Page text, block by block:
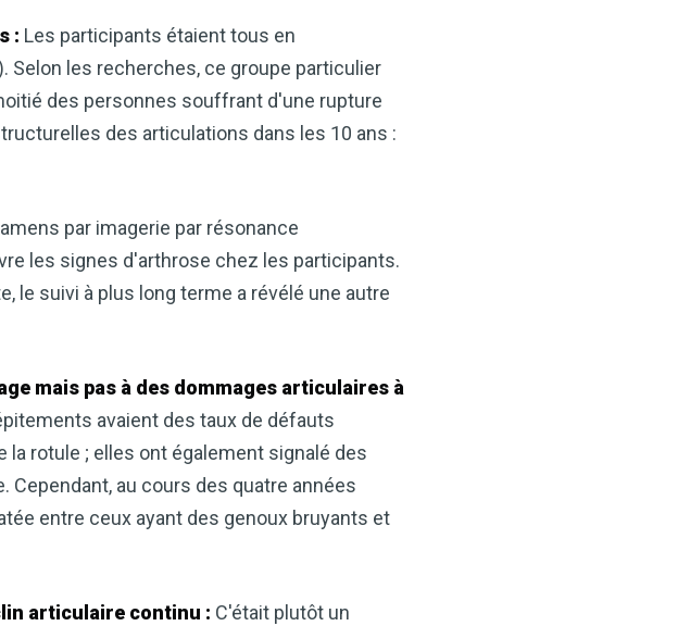
: Les participants étaient tous en
Selon les recherches, ce groupe particulier
des personnes souffrant d'une rupture
des articulations dans les 10 ans :
par imagerie par résonance
les signes d'arthrose chez les participants.
le suivi à plus long terme a révélé une autre
mais pas à des dommages articulaires à
avaient des taux de défauts
la rotule ; elles ont également signalé des
au cours des quatre années
entre ceux ayant des genoux bruyants et
articulaire continu : C'était plutôt un
de cidre de pomme (VCP) est l’un des
les plus polyvalents. Que vous
améliorer votre digestion, soutenir votre santé
mieux gérer votre poids, il constitue un allié
votre routine bien-être.
TÉLÉCHARGEZ-LE MAINTENANT